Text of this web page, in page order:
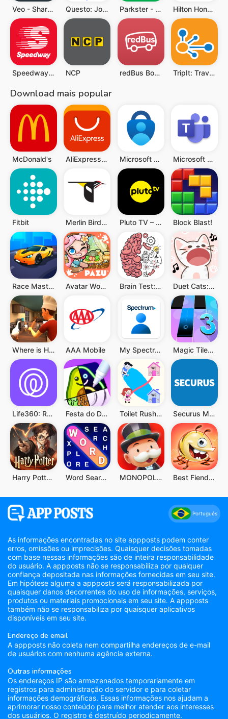
Veo - Shared Electric Vehicles Questo: Jogos de Exploração Parkster - Smooth parking Hilton Honors: Book Hotels
Speedway Fuel & Speedy Rewards NCP redBus Book Bus, Train Tickets TripIt: Travel Planner
Download mais popular
McDonald's AliExpress: Compras online Microsoft Authenticator Microsoft Teams
Fitbit Merlin Bird ID por Cornell Lab Pluto TV – TV Ao vivo e Filmes Block Blast!
Race Master 3D Avatar World ® Brain Test: Jogos Mentais Duet Cats: música popcat fofa
Where is He: Hide and Seek AAA Mobile My Spectrum Magic Tiles 3: Jogo de Piano
Life360: Rastreador de Celular Festa do Desenho Toilet Rush Race: Draw Puzzle Securus Mobile
Harry Potter: Desperta a Magia Word Search Explorer MONOPOLY GO! Best Fiends - Combinações
Português
As informações encontradas no site appposts podem conter
erros, omissões ou imprecisões. Quaisquer decisões tomadas
com base nessas informações são de inteira responsabilidade
do usuário. A appposts não se responsabiliza por qualquer
confiança depositada nas informações fornecidas em seu site.
Em hipótese alguma a appposts será responsabilizada por
quaisquer danos decorrentes do uso de informações, serviços,
produtos ou materiais promocionais em seu site. A appposts
também não se responsabiliza por quaisquer aplicativos
disponíveis em seu site.
Endereço de email
A appposts não coleta nem compartilha endereços de e-mail
de usuários com nenhuma agência externa.
Outras informações
Os endereços IP são armazenados temporariamente em
registros para administração do servidor e para coletar
informações demográficas. Essas informações nos ajudam a
aprimorar nosso conteúdo para melhor atender aos interesses
dos usuários. O registro é destruído periodicamente.